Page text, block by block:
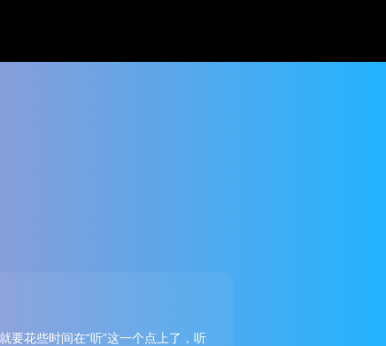
要花些时间在“听”这一个点上了，听